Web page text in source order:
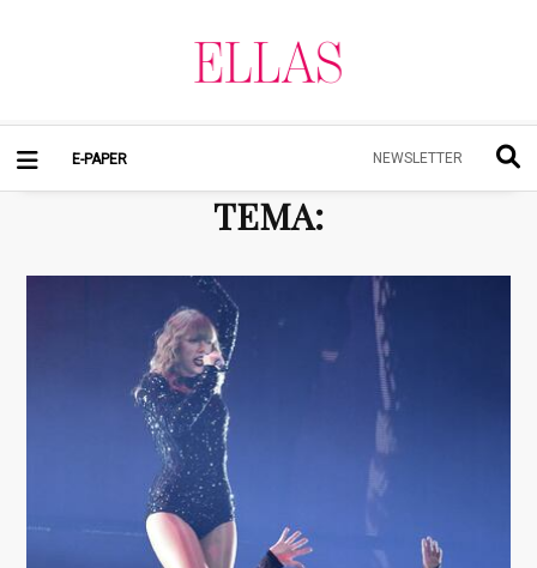
E-PAPER NEWSLETTER
TEMA: